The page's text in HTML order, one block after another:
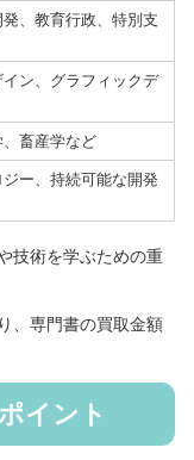
、教育行政、特別支
ン、グラフィックデ
畜産学など
ー、持続可能な開発
技術を学ぶための重
、専門書の買取金額
イント